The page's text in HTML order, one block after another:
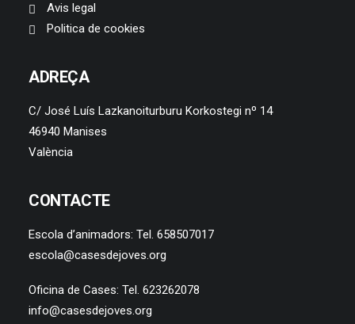
Avis legal
Politica de cookies
ADREÇA
C/ José Luís Lazkanoiturburu Korkostegi nº 14
46940 Manises
València
CONTACTE
Escola d’animadors: Tel. 658507017
escola@casesdejoves.org
Oficina de Cases: Tel. 623262078
info@casesdejoves.org